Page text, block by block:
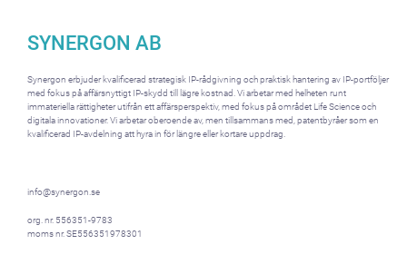
SYNERGON AB
Synergon erbjuder kvalificerad strategisk IP-rådgivning och praktisk hantering av IP-portföljer
med fokus på affärsnyttigt IP-skydd till lägre kostnad. Vi arbetar med helheten runt
immateriella rättigheter utifrån ett affärsperspektiv, med fokus på området Life Science och
digitala innovationer. Vi arbetar oberoende av, men tillsammans med, patentbyråer som en
kvalificerad IP-avdelning att hyra in för längre eller kortare uppdrag.
info@synergon.se
org. nr. 556351-9783
moms nr. SE556351978301